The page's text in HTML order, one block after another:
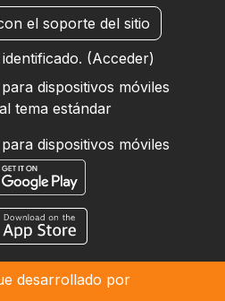
el soporte del sitio
(Acceder)
dispositivos móviles
tema estándar
dispositivos móviles
desarrollado por